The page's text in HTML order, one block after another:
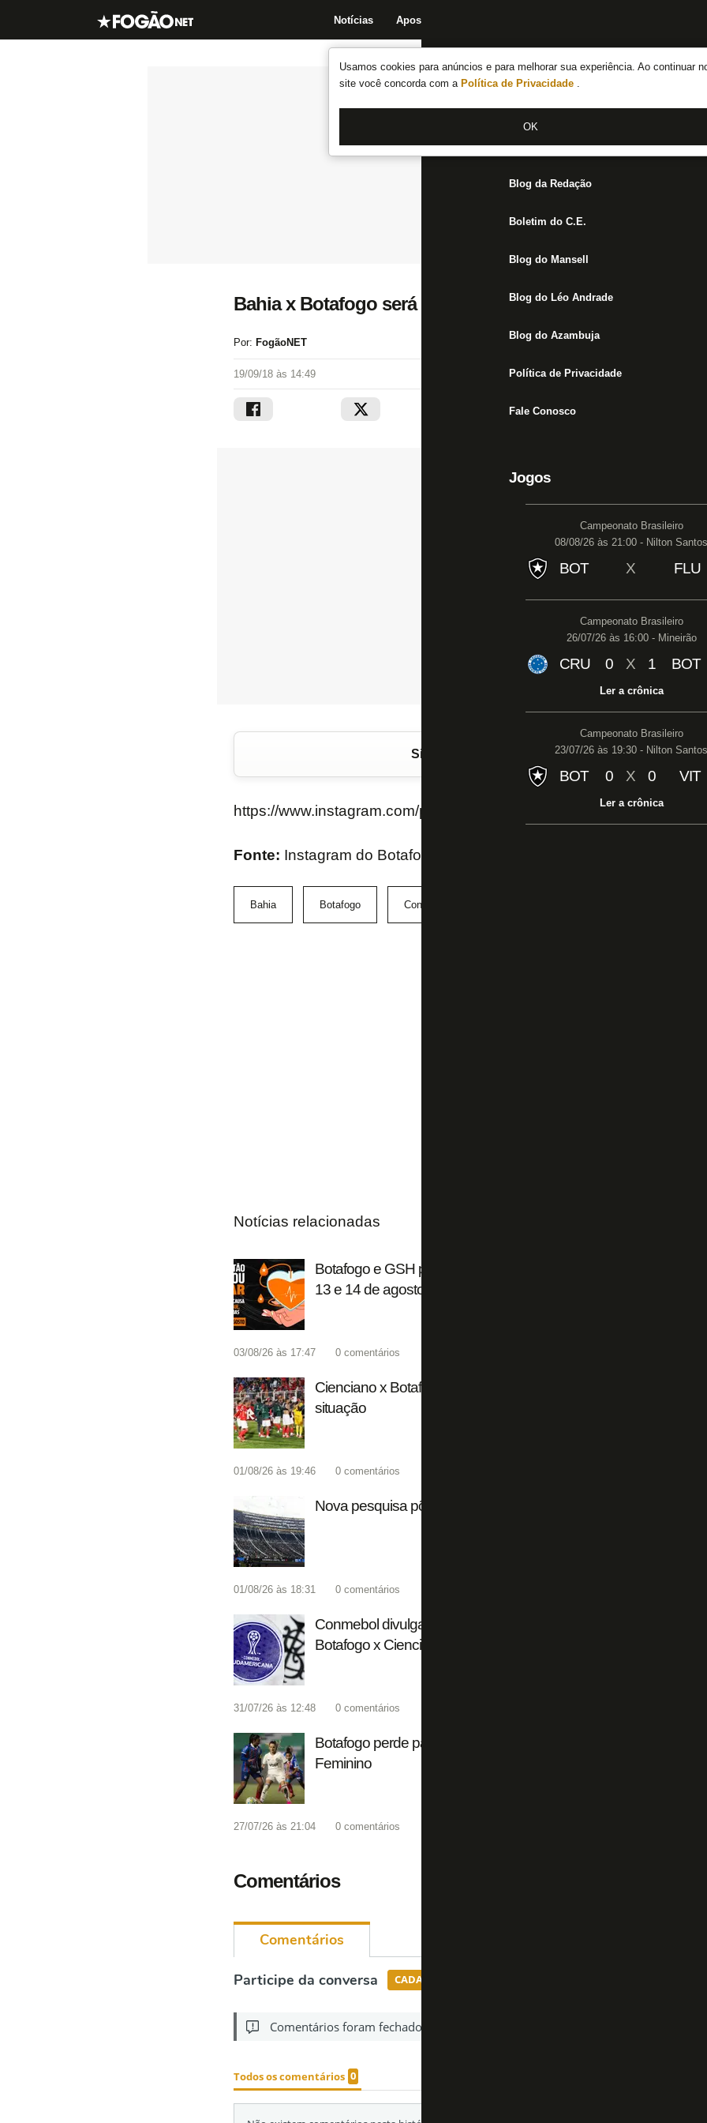
Usamos cookies para anúncios e para melhorar sua experiência. Ao continuar
site você concorda com a Política de Privacidade .
OK
Notícias Apostas
Notícias do Botafogo
Fórum
Jogos
Blog da Redação
Boletim do C.E.
Blog do Mansell
Blog do Léo Andrade
Blog do Azambuja
Política de Privacidade
Fale Conosco
Jogos
Campeonato Brasileiro
08/08/26 às 21:00 - Nilton Santos
BOT X FLU
Campeonato Brasileiro
26/07/26 às 16:00 - Mineirão
CRU 0 X 1 BOT
Ler a crônica
Campeonato Brasileiro
23/07/26 às 19:30 - Nilton Santos
BOT 0 X 0 VIT
Ler a crônica
Bahia x Botafogo será transmitido em telão no Estádio
Por: FogãoNET
19/09/18 às 14:49
Siga o FogãoNET no Google Discover
https://www.instagram.com/p/Bn6f6UMBSOm/?taken-by=botafogo
Fonte: Instagram do Botafogo
Bahia Botafogo Conmebol
Notícias relacionadas
Botafogo e GSH promovem evento de doação de sangue no
13 e 14 de agosto
03/08/26 às 17:47 0 comentários
Cienciano x Botafogo pela Copa Sul-Americana pode não ser
situação
01/08/26 às 19:46 0 comentários
Nova pesquisa põe torcida do Botafogo em 12º lugar no Brasil
01/08/26 às 18:31 0 comentários
Conmebol divulga tabela das oitavas da Copa Sul-Americana e
Botafogo x Cienciano
31/07/26 às 12:48 0 comentários
Botafogo perde para o Bahia e segue na lanterna do
Feminino
27/07/26 às 21:04 0 comentários
Comentários